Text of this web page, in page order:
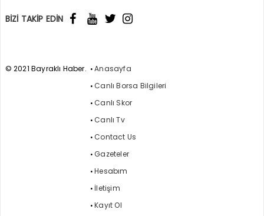
BİZİ TAKİP EDİN
© 2021 Bayraklı Haber.
Anasayfa
Canlı Borsa Bilgileri
Canlı Skor
Canlı Tv
Contact Us
Gazeteler
Hesabım
İletişim
Kayıt Ol